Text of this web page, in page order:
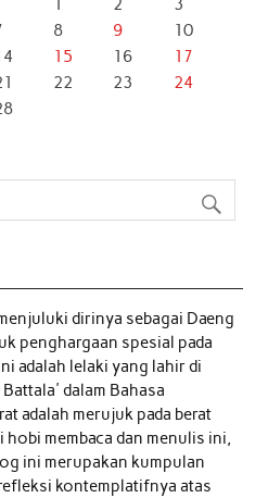
2
3
8 9
10
15 16
17
22 23
24
dirinya sebagai Daeng
penghargaan spesial pada
adalah lelaki yang lahir di
dalam Bahasa
adalah merujuk pada berat
membaca dan menulis ini,
ini merupakan kumpulan
kontemplatifnya atas